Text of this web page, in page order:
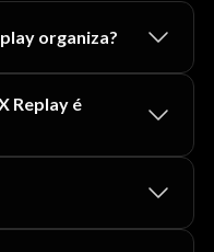
organiza?
Replay é